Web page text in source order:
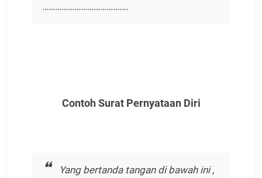
………………………………….
Contoh Surat Pernyataan Diri
Yang bertanda tangan di bawah ini ,